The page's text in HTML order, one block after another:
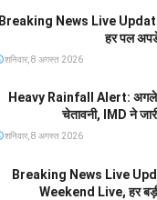
Breaking News Live
हर पल
शनिवार, 8 अगस्त 2026
Heavy Rainfall Alert: अगले 2
चेतावनी, IMD ने
शनिवार, 8 अगस्त 2026
Breaking News Live
Weekend Live, हर